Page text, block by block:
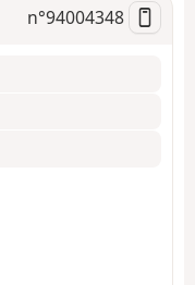
n°94004348